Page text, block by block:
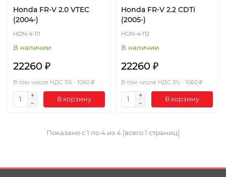
Honda FR-V 2.0 VTEC
(2004-)
HON-4-111
В наличии
22260 ₽
В том числе НДС 5% - 1060 ₽
В корзину
Honda FR-V 2.2 CDTi
(2005-)
HON-4-112
В наличии
22260 ₽
В том числе НДС 5% - 1060 ₽
В корзину
Показано с 1 по 4 из 4 (всего 1 страниц)